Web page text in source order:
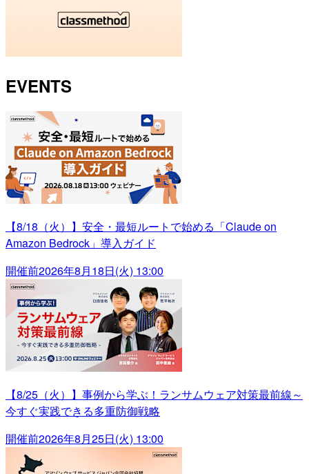
EVENTS
【8/18（火）】安全・最短ルートで始める「Claude on
Amazon Bedrock」導入ガイド
開催前2026年8月18日(火) 13:00
【8/25（火）】事例から学ぶ！ランサムウェア対策最前線～
今すぐ実践できる多重防御戦略
開催前2026年8月25日(火) 13:00